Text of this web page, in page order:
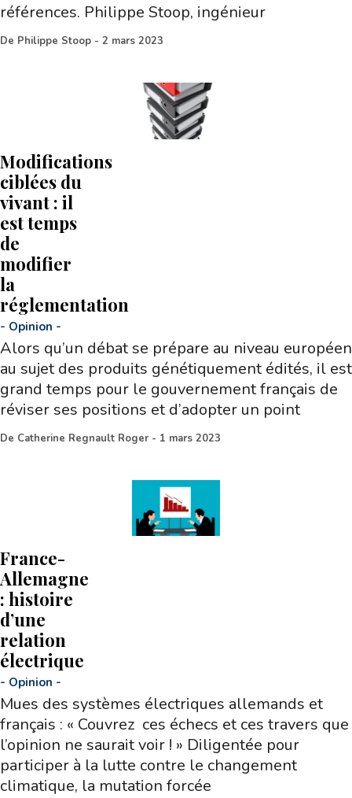
références. Philippe Stoop, ingénieur
De Philippe Stoop - 2 mars 2023
Modifications
ciblées du
vivant : il
est temps
de
modifier
la
réglementation
- Opinion -
Alors qu’un débat se prépare au niveau européen
au sujet des produits génétiquement édités, il est
grand temps pour le gouvernement français de
réviser ses positions et d’adopter un point
De Catherine Regnault Roger - 1 mars 2023
France-
Allemagne
: histoire
d’une
relation
électrique
- Opinion -
Mues des systèmes électriques allemands et
français : « Couvrez ces échecs et ces travers que
l’opinion ne saurait voir ! » Diligentée pour
participer à la lutte contre le changement
climatique, la mutation forcée